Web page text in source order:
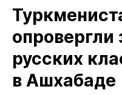
опровергли
русских
в Ашхабаде